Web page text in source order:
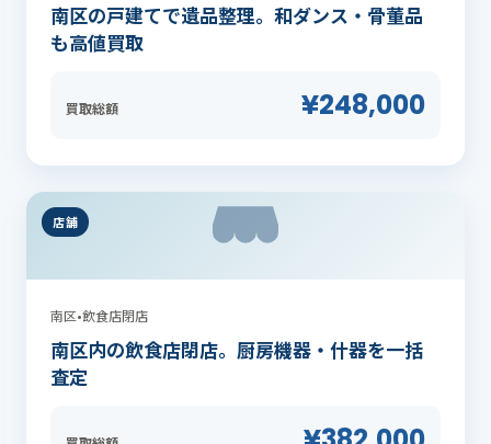
南区の戸建てで遺品整理。和ダンス・骨董品
も高値買取
買取総額 ¥248,000
店舗
南区•飲食店閉店
南区内の飲食店閉店。厨房機器・什器を一括
査定